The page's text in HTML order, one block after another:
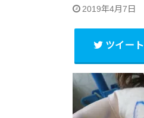
2019年4月7日
ツイート